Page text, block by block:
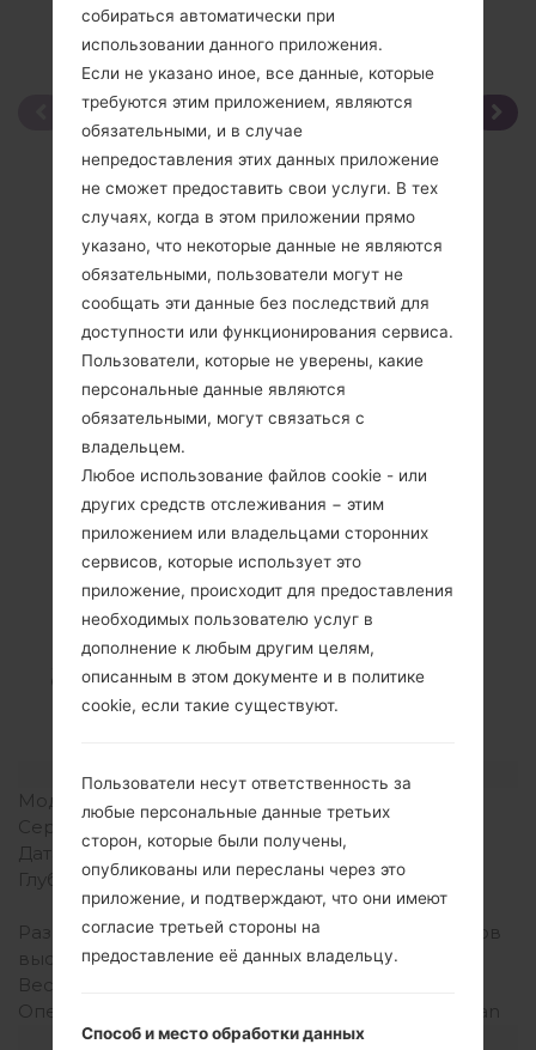
Спецификация
LGE455(LGE455)
akaLG Optimus L5 II
Dual
Модель и ее характеристики
Модель
Серия
LG Optimus L5 II Dual
Дата выпуска
Апрель, 2013
Глубина
9.2 миллиметров (0.36
дюйма)
Размеры (ширина /
высота)
118.4 x 62.2 миллиметров
(4.66 x 2.45 дюйма)
Вес
Операционная система
Android 4.1-4.3 Jelly Bean
Аппаратное обеспечение
собираться автоматически при
использовании данного приложения.
Если не указано иное, все данные, которые
требуются этим приложением, являются
обязательными, и в случае
непредоставления этих данных приложение
не сможет предоставить свои услуги. В тех
случаях, когда в этом приложении прямо
указано, что некоторые данные не являются
обязательными, пользователи могут не
сообщать эти данные без последствий для
доступности или функционирования сервиса.
Пользователи, которые не уверены, какие
персональные данные являются
обязательными, могут связаться с
владельцем.
Любое использование файлов cookie - или
других средств отслеживания − этим
приложением или владельцами сторонних
сервисов, которые использует это
приложение, происходит для предоставления
необходимых пользователю услуг в
дополнение к любым другим целям,
описанным в этом документе и в политике
cookie, если такие существуют.
Пользователи несут ответственность за
любые персональные данные третьих
сторон, которые были получены,
опубликованы или пересланы через это
приложение, и подтверждают, что они имеют
согласие третьей стороны на
предоставление её данных владельцу.
Способ и место обработки данных